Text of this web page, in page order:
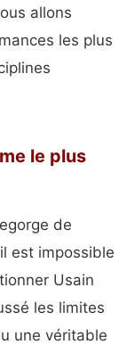
allons
les plus
le plus
de
est impossible
Usain
les limites
une véritable